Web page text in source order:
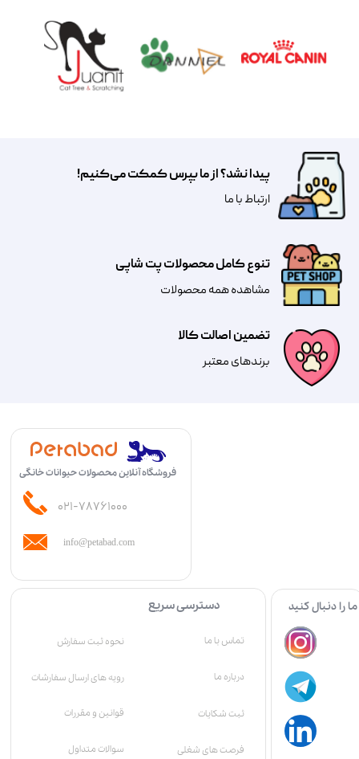
تضمین اصالت کالا
​​برندهای معتبر​​​​​​​
تنوع کامل محصولات پت شاپی
مشاهده همه محصولات
پیدا نشد؟ از ما بپرس کمکت می‌کنیم!
​​​ارتباط با ما
info@petabad.com
فروشگاه آنلاین محصولات حیوانات خانگی
۰۲۱-۷۸۷۶۱۰۰۰
نحوه ثبت سفارش
رویه های ارسال سفارشات
قوانین و مقررات
سوالات متداول
تماس با ما
درباره ما
ثبت شکایات
فرصت های شغلی
دسترسی سریع ما را دنبال کنید